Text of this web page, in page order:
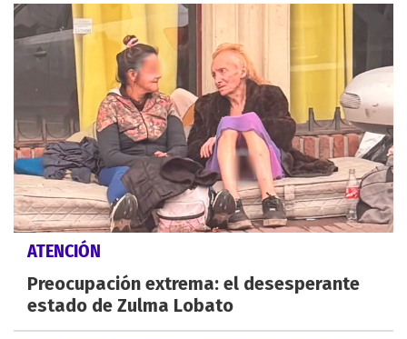
ATENCIÓN
Preocupación extrema: el desesperante
estado de Zulma Lobato